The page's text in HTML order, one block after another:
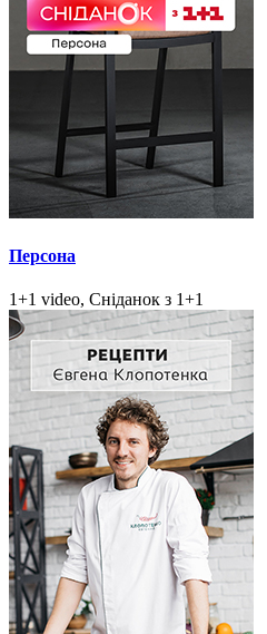
Персона
1+1 video, Сніданок з 1+1